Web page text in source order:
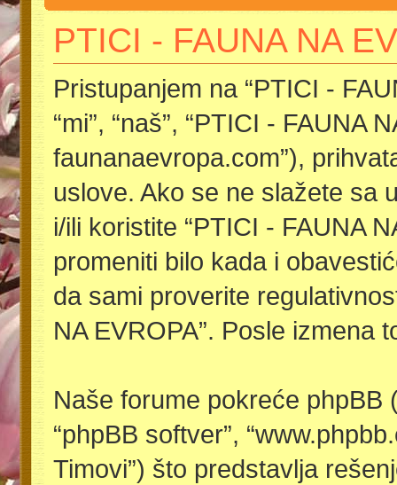
PTICI - FAUNA NA
Pristupanjem na “PTICI -
“mi”, “naš”, “PTICI - FAUNA
faunanaevropa.com”),
uslove. Ako se ne slažete sa
i/ili koristite “PTICI - FAUNA
promeniti bilo kada i
da sami proverite
NA EVROPA”. Posle izmena
Naše forume pokreće phpBB
“phpBB softver”,
Timovi”) što predstavlja